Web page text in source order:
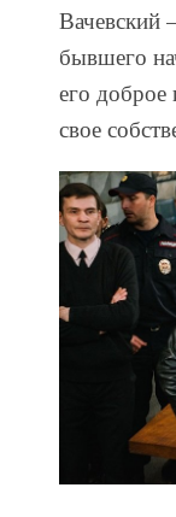
Вачевский
бывшего
его доброе
свое